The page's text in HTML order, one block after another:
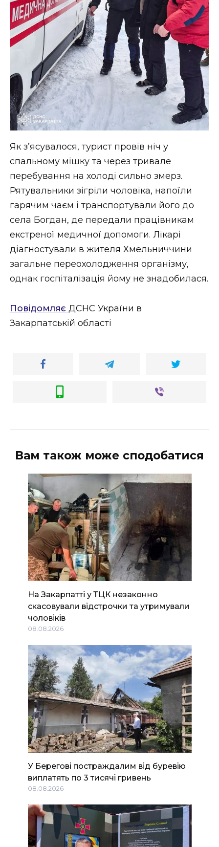
Як з’ясувалося, турист провів ніч у
спальному мішку та через тривале
перебування на холоді сильно змерз.
Рятувальники зігріли чоловіка, напоїли
гарячим чаєм і транспортували його до
села Богдан, де передали працівникам
екстреної медичної допомоги. Лікарі
діагностували в жителя Хмельниччини
загальне переохолодження організму,
однак госпіталізація йому не знадобилася.
Повідомляє ДСНС України в
Закарпатській області
Вам також може сподобатися
На Закарпатті у ТЦК незаконно
скасовували відстрочки та утримували
чоловіків
08.08.2026
У Берегові постраждалим від буревію
виплатять по 3 тисячі гривень
08.08.2026